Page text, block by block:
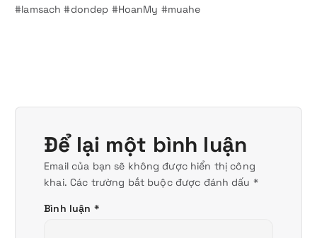
#lamsach #dondep #HoanMy #muahe
Để lại một bình luận
Email của bạn sẽ không được hiển thị công
khai. Các trường bắt buộc được đánh dấu *
Bình luận *